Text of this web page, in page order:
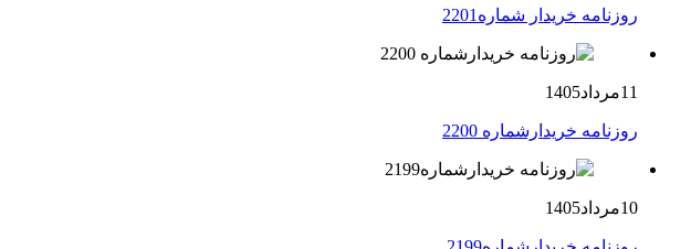
روزنامه خریدار شماره2201
11مرداد1405
روزنامه خریدارشماره 2200
10مرداد1405